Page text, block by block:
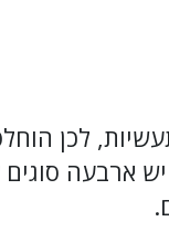
לכן
ארבעה סוגים